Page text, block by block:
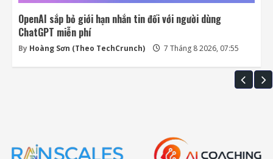
OpenAI sắp bỏ giới hạn nhắn tin đối với người dùng
ChatGPT miễn phí
By Hoàng Sơn (Theo TechCrunch) 7 Tháng 8 2026, 07:55